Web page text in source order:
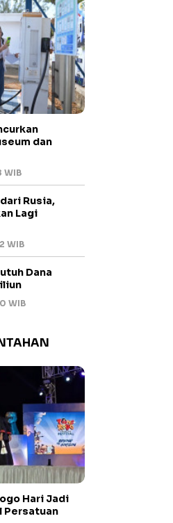
dan
WIB
Rusia,
Lagi
WIB
Dana
WIB
Hari Jadi
Persatuan